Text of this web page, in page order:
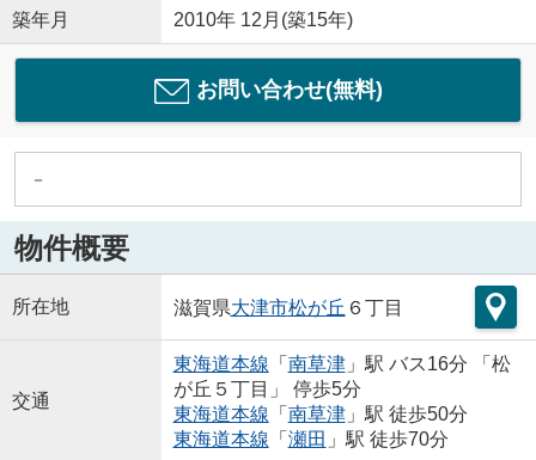
築年月 2010年 12月(築15年)
お問い合わせ(無料)
－
物件概要
所在地 滋賀県大津市松が丘 ６丁目
交通
東海道本線 「 南草津」駅 バス16分 「松
が丘５丁目」 停歩5分
東海道本線 「 南草津」駅 徒歩50分
東海道本線 「 瀬田 」駅 徒歩70分